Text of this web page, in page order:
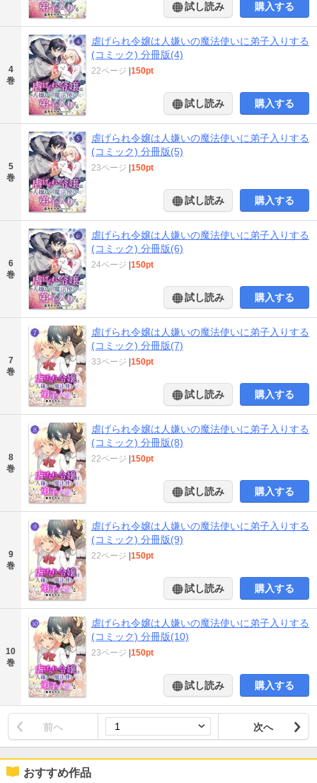
試し読み 購入する
4
巻
虐げられ令嬢は人嫌いの魔法使いに弟子入りする
(コミック) 分冊版(4)
22ページ |150pt
試し読み 購入する
5
巻
虐げられ令嬢は人嫌いの魔法使いに弟子入りする
(コミック) 分冊版(5)
23ページ |150pt
試し読み 購入する
6
巻
虐げられ令嬢は人嫌いの魔法使いに弟子入りする
(コミック) 分冊版(6)
24ページ |150pt
試し読み 購入する
7
巻
虐げられ令嬢は人嫌いの魔法使いに弟子入りする
(コミック) 分冊版(7)
33ページ |150pt
試し読み 購入する
8
巻
虐げられ令嬢は人嫌いの魔法使いに弟子入りする
(コミック) 分冊版(8)
22ページ |150pt
試し読み 購入する
9
巻
虐げられ令嬢は人嫌いの魔法使いに弟子入りする
(コミック) 分冊版(9)
22ページ |150pt
試し読み 購入する
10
巻
虐げられ令嬢は人嫌いの魔法使いに弟子入りする
(コミック) 分冊版(10)
23ページ |150pt
試し読み 購入する
前へ 次へ
おすすめ作品